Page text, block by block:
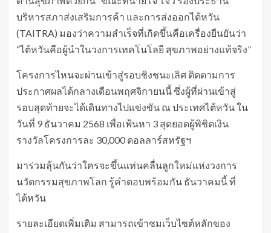
บริหารสภาส่งเสริมการค้า และการส่งออกไต้หวัน
(TAITRA) มองว่าความสำเร็จที่เกิดขึ้นคือเครื่องยืนยันว่า
“ไต้หวันคือผู้นำในวงการเทคโนโลยี สุขภาพอย่างแท้จริง”
โครงการไหนจะผ่านเข้าสู่รอบชิงชนะเลิศ ติดตามการ
ประกาศผลได้กลางเดือนพฤศจิกายนนี้ ซึ่งผู้ที่ผ่านเข้าสู่
รอบสุดท้ายจะได้เดินทางไปแข่งขัน ณ ประเทศไต้หวัน ใน
วันที่ 9 ธันวาคม 2568 เพื่อเฟ้นหา 3 สุดยอดผู้พิชิตเงิน
รางวัลโครงการละ 30,000 ดอลลาร์สหรัฐฯ
มาร่วมลุ้นกันว่าใครจะขึ้นแท่นคลื่นลูกใหม่แห่งวงการ
นวัตกรรมสุขภาพโลก รู้คำตอบพร้อมกัน ธันวาคมนี้ ที่
ไต้หวัน
รายละเอียดเพิ่มเติม สามารถเข้าชมเว็บไซต์หลักของ